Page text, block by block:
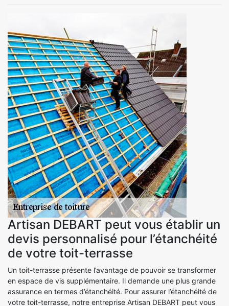
Artisan DEBART peut vous établir un
devis personnalisé pour l’étanchéité
de votre toit-terrasse
Un toit-terrasse présente l’avantage de pouvoir se transformer
en espace de vis supplémentaire. Il demande une plus grande
assurance en termes d’étanchéité. Pour assurer l’étanchéité de
votre toit-terrasse, notre entreprise Artisan DEBART peut vous